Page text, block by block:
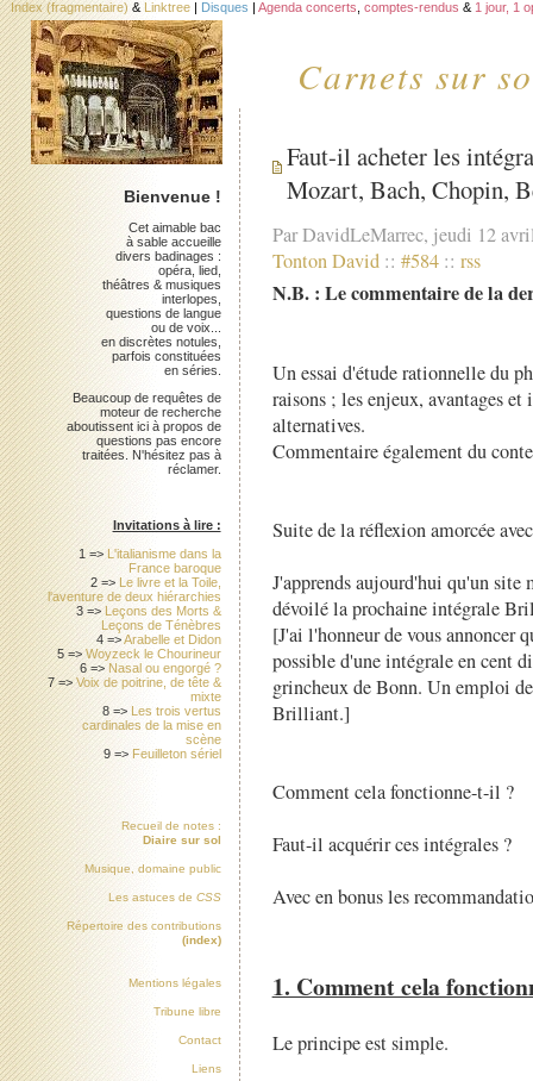
Carnets sur
Index (fragmentaire) & Linktree | Disques | Agenda concerts comptes-rendus & 1 jour, 1
Faut-il acheter les
Mozart, Bach, Chopin,
Par DavidLeMarrec, jeudi 12
Tonton David :: #584 :: rss
N.B. : Le commentaire de la
Un essai d'étude rationnelle du
raisons ; les enjeux, avantages
alternatives.
Commentaire également du
Suite de la réflexion amorcée
J'apprends aujourd'hui qu'un
dévoilé la prochaine intégrale
[J'ai l'honneur de vous annoncer
possible d'une intégrale en cent
grincheux de Bonn. Un emploi
Brilliant.]
Comment cela fonctionne-t-il ?
Faut-il acquérir ces intégrales ?
Avec en bonus les
1. Comment cela
Le principe est simple.
Bienvenue !
Cet aimable bac
à sable accueille
divers badinages :
opéra, lied,
théâtres & musiques
interlopes,
questions de langue
ou de voix...
en discrètes notules,
parfois constituées
en séries.
Beaucoup de requêtes de
moteur de recherche
aboutissent ici à propos de
questions pas encore
traitées. N'hésitez pas à
réclamer.
Invitations à lire :
1 => L'italianisme dans la
France baroque
2 => Le livre et la Toile,
l'aventure de deux hiérarchies
3 => Leçons des Morts &
Leçons de Ténèbres
4 =>Arabelle et Didon
5 =>Woyzeck le Chourineur
6 => Nasal ou engorgé ?
7 =>Voix de poitrine, de tête &
mixte
8 => Les trois vertus
cardinales de la mise en
scène
9 => Feuilleton sériel
Recueil de notes :
Diaire sur sol
Musique, domaine public
Les astuces de CSS
Répertoire des contributions
(index)
Mentions légales
Tribune libre
Contact
Liens